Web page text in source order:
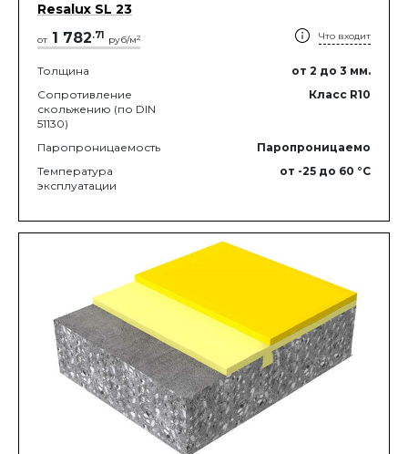
Resalux SL 23
от 1 782.71 руб/м2 Что входит
Толщина от 2 до 3 мм.
Сопротивление
скольжению (по DIN
51130)
Класс R10
Паропроницаемость
Паропроницаемо
Температура
эксплуатации
от -25 до 60 °C